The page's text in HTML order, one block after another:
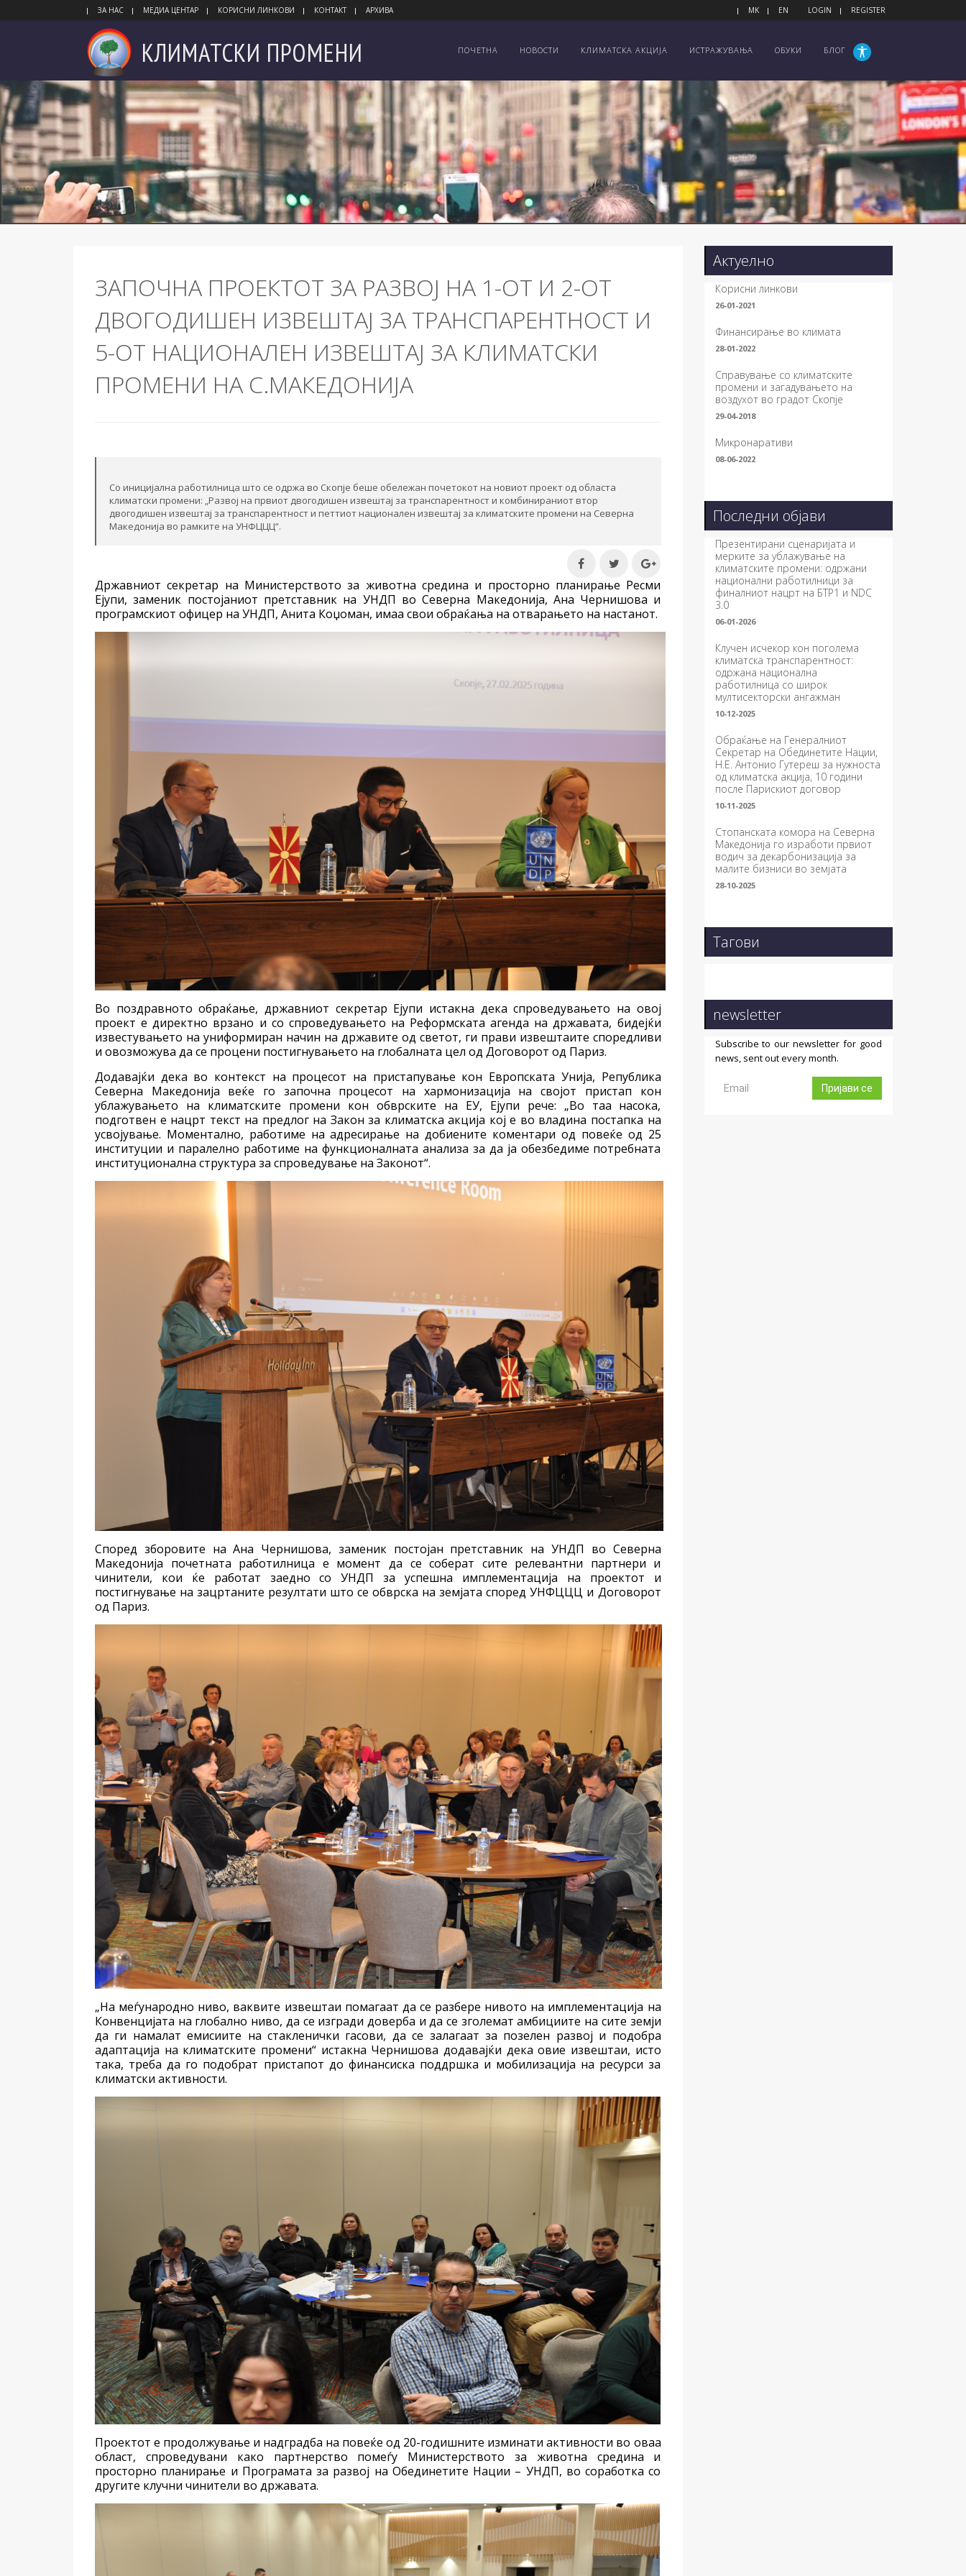
ЗА НАС МЕДИА ЦЕНТАР КОРИСНИ ЛИНКОВИ КОНТАКТ АРХИВА MK EN LOGIN REGISTER
КЛИМАТСКИ ПРОМЕНИ ПОЧЕТНА НОВОСТИ КЛИМАТСКА АКЦИЈА ИСТРАЖУВАЊА ОБУКИ БЛОГ
ЗАПОЧНА ПРОЕКТОТ ЗА РАЗВОЈ НА 1-ОТ И 2-ОТ
ДВОГОДИШЕН ИЗВЕШТАЈ ЗА ТРАНСПАРЕНТНОСТ И
5-ОТ НАЦИОНАЛЕН ИЗВЕШТАЈ ЗА КЛИМАТСКИ
ПРОМЕНИ НА С.МАКЕДОНИЈА
Со иницијална работилница што се одржа во Скопје беше обележан почетокот на новиот проект од областа
климатски промени: „Развој на првиот двогодишен извештај за транспарентност и комбинираниот втор
двогодишен извештај за транспарентност и петтиот национален извештај за климатските промени на Северна
Македонија во рамките на УНФЦЦЦ“.
Државниот секретар на Министерството за животна средина и просторно планирање Ресми
Ејупи, заменик постојаниот претставник на УНДП во Северна Македонија, Ана Чернишова и
програмскиот офицер на УНДП, Анита Коџоман, имаа свои обраќања на отварањето на настанот.
Во поздравното обраќање, државниот секретар Ејупи истакна дека спроведувањето на овој
проект е директно врзано и со спроведувањето на Реформската агенда на државата, бидејќи
известувањето на униформиран начин на државите од светот, ги прави извештаите споредливи
и овозможува да се процени постигнувањето на глобалната цел од Договорот од Париз.
Додавајќи дека во контекст на процесот на пристапување кон Европската Унија, Република
Северна Македонија веќе го започна процесот на хармонизација на својот пристап кон
ублажувањето на климатските промени кон обврските на ЕУ, Ејупи рече: „Во таа насока,
подготвен е нацрт текст на предлог на Закон за климатска акцијa кој е во владина постапка на
усвојување. Моментално, работиме на адресирање на добиените коментари од повеќе од 25
институции и паралелно работиме на функционалната анализа за да ја обезбедиме потребната
институционална структура за спроведување на Законот“.
Според зборовите на Ана Чернишова, заменик постојан претставник на УНДП во Северна
Македонија почетната работилница е момент да се соберат сите релевантни партнери и
чинители, кои ќе работат заедно со УНДП за успешна имплементација на проектот и
постигнување на зацртаните резултати што се обврска на земјата според УНФЦЦЦ и Договорот
од Париз.
„На меѓународно ниво, ваквите извештаи помагаат да се разбере нивото на имплементација на
Конвенцијата на глобално ниво, да се изгради доверба и да се зголемат амбициите на сите земји
да ги намалат емисиите на стакленички гасови, да се залагаат за позелен развој и подобра
адаптација на климатските промени“ истакна Чернишова додавајќи дека овие извештаи, исто
така, треба да го подобрат пристапот до финансиска поддршка и мобилизација на ресурси за
климатски активности.
Проектот е продолжување и надградба на повеќе од 20-годишните изминати активности во оваа
област, спроведувани како партнерство помеѓу Министерството за животна средина и
просторно планирање и Програмата за развој на Обединетите Нации – УНДП, во соработка со
другите клучни чинители во државата.
Актуелно
Корисни линкови
26-01-2021
Финансирање во климата
28-01-2022
Справување со климатските
промени и загадувањето на
воздухот во градот Скопје
29-04-2018
Микронаративи
08-06-2022
Последни објави
Презентирани сценаријата и
мерките за ублажување на
климатските промени: одржани
национални работилници за
финалниот нацрт на БТР1 и NDC
3.0
06-01-2026
Клучен исчекор кон поголема
климатска транспарентност:
одржана национална
работилница со широк
мултисекторски ангажман
10-12-2025
Обраќање на Генералниот
Секретар на Обединетите Нации,
Н.Е. Антонио Гутереш за нужноста
од климатска акција, 10 години
после Парискиот договор
10-11-2025
Стопанската комора на Северна
Македонија го изработи првиот
водич за декарбонизација за
малите бизниси во земјата
28-10-2025
Тагови
newsletter
Subscribe to our newsletter for good
news, sent out every month.
Пријави се